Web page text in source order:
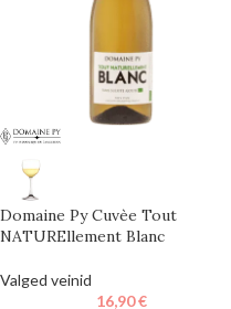
Domaine Py Cuvèe Tout
NATUREllement Blanc
Valged veinid
16,90€